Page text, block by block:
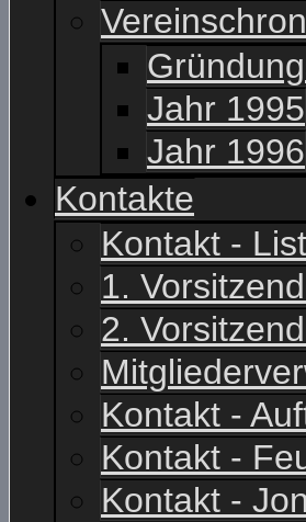
Jahr 1995
Jahr 1996
Kontakte
Kontakt -
1.
2.
Kontakt -
Kontakt -
Kontakt -